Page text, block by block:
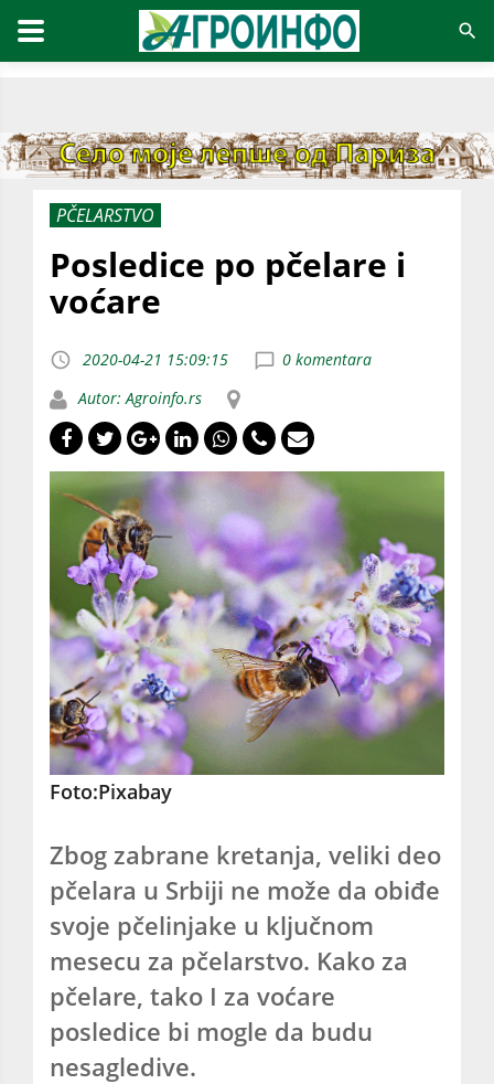
PČELARSTVO
Posledice po pčelare i
voćare
2020-04-21 15:09:15
0 komentara
Autor: Agroinfo.rs
Foto:Pixabay
Zbog zabrane kretanja, veliki deo
pčelara u Srbiji ne može da obiđe
svoje pčelinjake u ključnom
mesecu za pčelarstvo. Kako za
pčelare, tako I za voćare
posledice bi mogle da budu
nesagledive.